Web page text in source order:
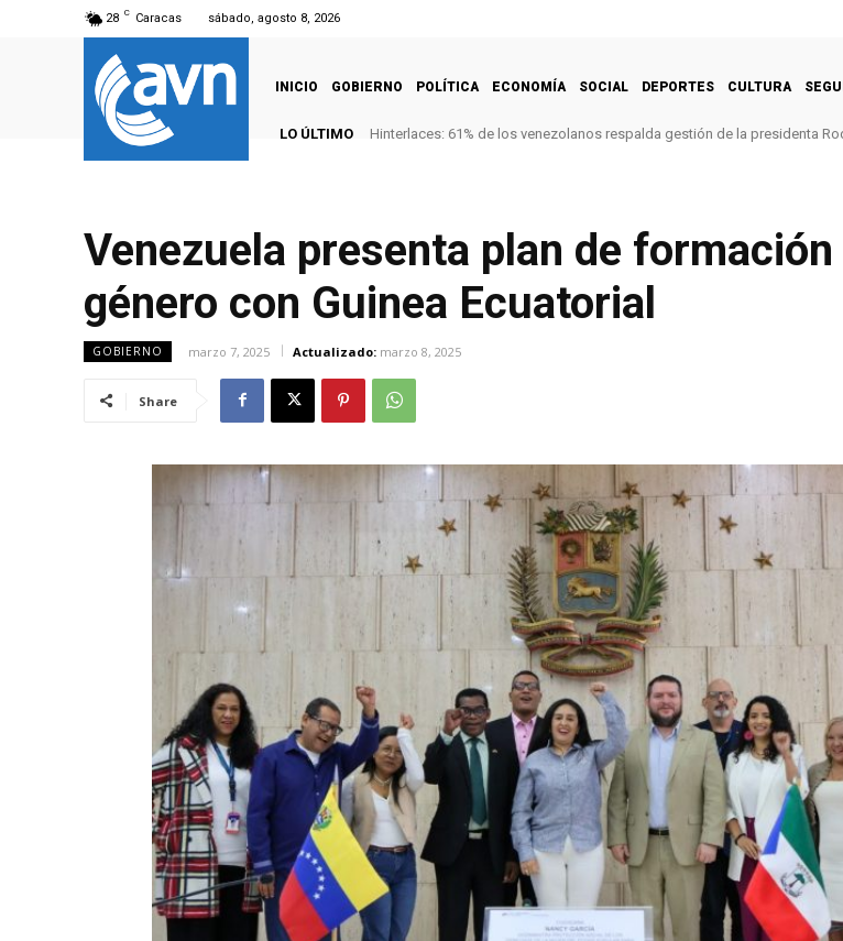
28 C Caracas sábado, agosto 8, 2026
INICIO GOBIERNO POLÍTICA ECONOMÍA SOCIAL DEPORTES CULTURA
LO ÚLTIMO Hinterlaces: 61% de los venezolanos respalda gestión de la presidenta
Venezuela presenta plan de
género con Guinea Ecuatorial
GOBIERNO marzo 7, 2025 Actualizado: marzo 8, 2025
Share